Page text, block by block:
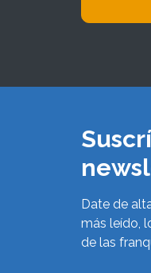
Date de
más leído,
de las